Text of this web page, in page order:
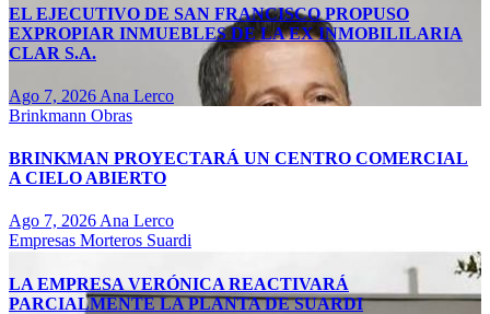
EL EJECUTIVO DE SAN FRANCISCO PROPUSO
EXPROPIAR INMUEBLES DE LA EX INMOBILILARIA
CLAR S.A.
Ago 7, 2026 Ana Lerco
Brinkmann Obras
BRINKMAN PROYECTARÁ UN CENTRO COMERCIAL
A CIELO ABIERTO
Ago 7, 2026Ana Lerco
Empresas Morteros Suardi
LA EMPRESA VERÓNICA REACTIVARÁ
PARCIALMENTE LA PLANTA DE SUARDI